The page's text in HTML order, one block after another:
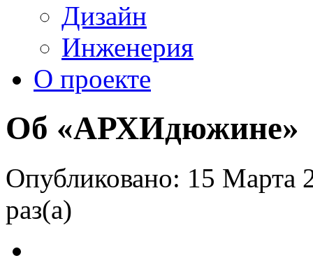
Дизайн
Инженерия
О проекте
Об «АРХИдюжине»
Опубликовано: 15 Марта
раз(а)